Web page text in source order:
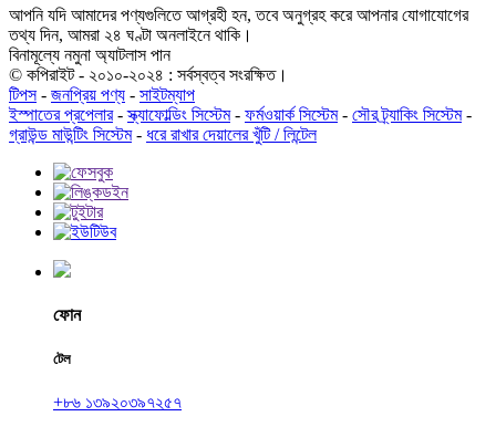
আপনি যদি আমাদের পণ্যগুলিতে আগ্রহী হন, তবে অনুগ্রহ করে আপনার যোগাযোগের
তথ্য দিন, আমরা ২৪ ঘণ্টা অনলাইনে থাকি।
বিনামূল্যে নমুনা অ্যাটলাস পান
© কপিরাইট - ২০১০-২০২৪ : সর্বস্বত্ব সংরক্ষিত।
টিপস- জনপ্রিয় পণ্য - সাইটম্যাপ
ইস্পাতের প্রপেলার-স্ক্যাফোল্ডিং সিস্টেম- ফর্মওয়ার্ক সিস্টেম- সৌর ট্র্যাকিং সিস্টেম-
গ্রাউন্ড মাউন্টিং সিস্টেম- ধরে রাখার দেয়ালের খুঁটি / লিন্টেল
ফোন
টেল
+৮৬ ১৩৯২০৩৯৭২৫৭